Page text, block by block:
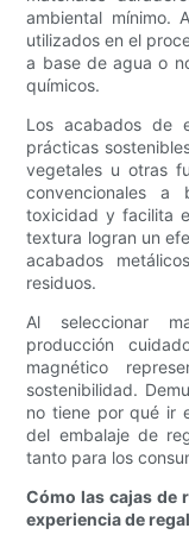
ambiental mínimo.
utilizados en el
a base de agua o
químicos.
Los acabados de
prácticas
vegetales u otras
convencionales
toxicidad y facilita
textura logran un
acabados
residuos.
Al seleccionar
producción
magnético
sostenibilidad.
no tiene por qué ir
del embalaje de
tanto para los
Cómo las cajas de
experiencia de